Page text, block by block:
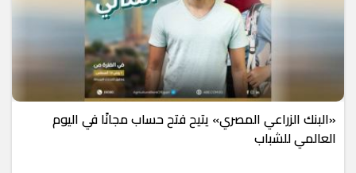
«البنك الزراعي المصري» يتيح فتح حساب مجانًا في اليوم
العالمي للشباب